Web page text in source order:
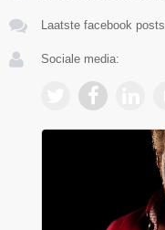
Laatste facebook posts
Sociale media: